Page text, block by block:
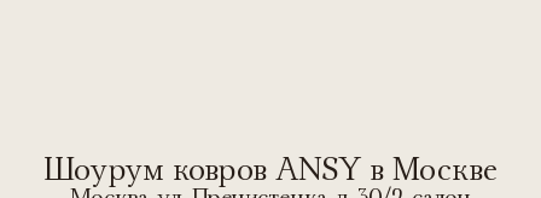
Шоурум ковров ANSY в Москве